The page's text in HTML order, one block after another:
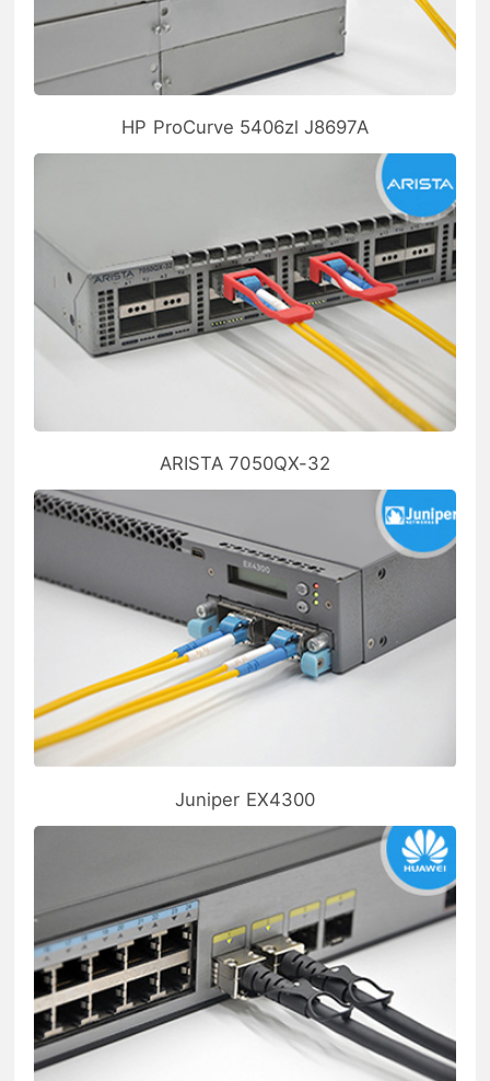
HP ProCurve 5406zl J8697A
ARISTA 7050QX-32
Juniper EX4300